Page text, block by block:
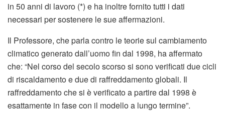
in 50 anni di lavoro (*) e ha inoltre fornito tutti i dati
necessari per sostenere le sue affermazioni.
Il Professore, che parla contro le teorie sul cambiamento
climatico generato dall’uomo fin dal 1998, ha affermato
che: “Nel corso del secolo scorso si sono verificati due cicli
di riscaldamento e due di raffreddamento globali. Il
raffreddamento che si è verificato a partire dal 1998 è
esattamente in fase con il modello a lungo termine”.